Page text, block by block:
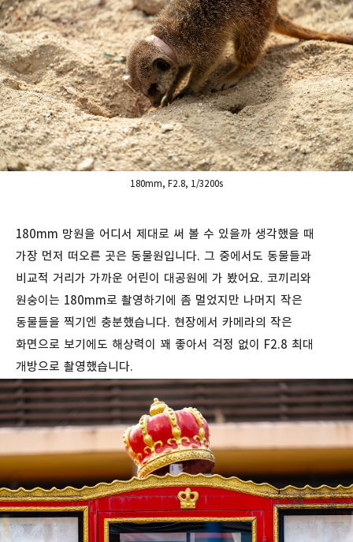
180mm, F2.8, 1/3200s
180mm 망원을 어디서 제대로 써 볼 수 있을까 생각했을 때
가장 먼저 떠오른 곳은 동물원입니다. 그 중에서도 동물들과
비교적 거리가 가까운 어린이 대공원에 가 봤어요. 코끼리와
원숭이는 180mm로 촬영하기에 좀 멀었지만 나머지 작은
동물들을 찍기엔 충분했습니다. 현장에서 카메라의 작은
화면으로 보기에도 해상력이 꽤 좋아서 걱정 없이 F2.8 최대
개방으로 촬영했습니다.